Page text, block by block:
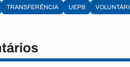
TRANSFERÊNCIA UEPB